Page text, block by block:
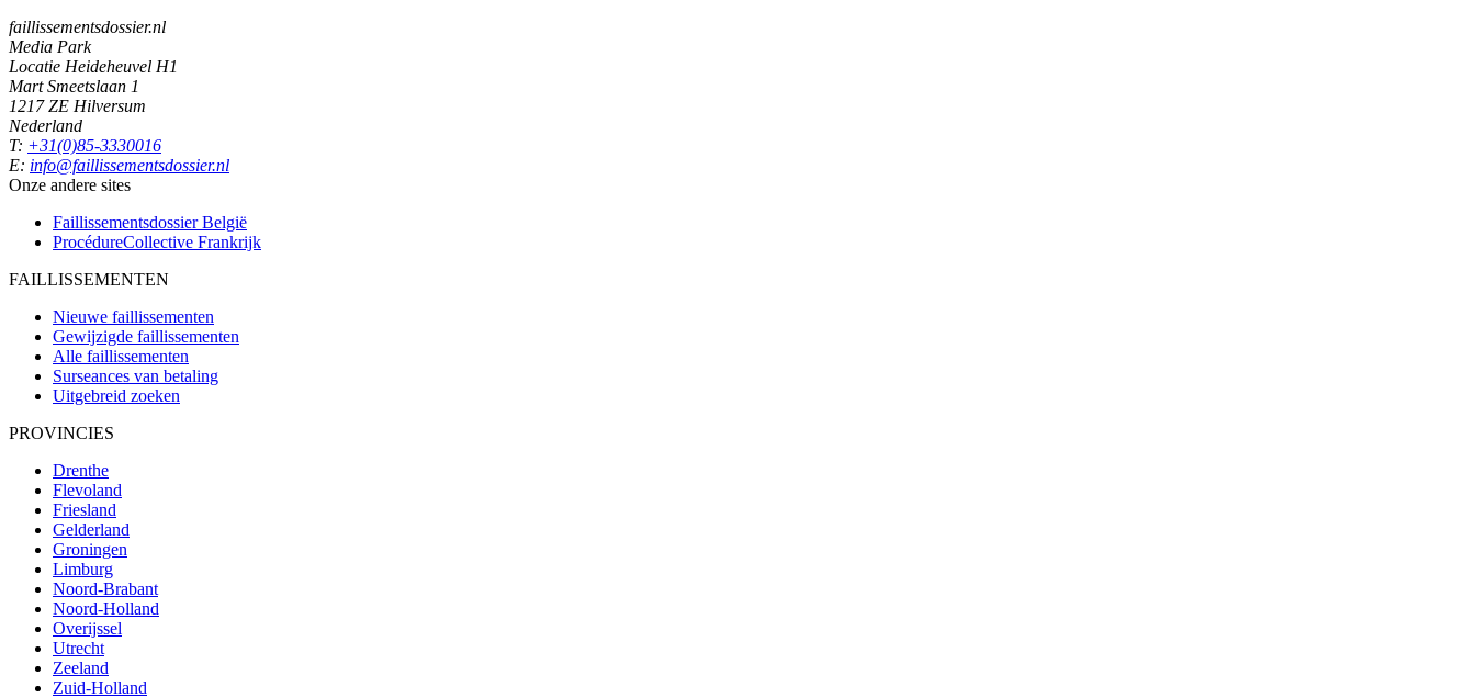
faillissementsdossier.nl
Media Park
Locatie Heideheuvel H1
Mart Smeetslaan 1
1217 ZE Hilversum
Nederland
T: +31(0)85-3330016
E: info@faillissementsdossier.nl
Onze andere sites
Faillissementsdossier België
ProcédureCollective Frankrijk
FAILLISSEMENTEN
Nieuwe faillissementen
Gewijzigde faillissementen
Alle faillissementen
Surseances van betaling
Uitgebreid zoeken
PROVINCIES
Drenthe
Flevoland
Friesland
Gelderland
Groningen
Limburg
Noord-Brabant
Noord-Holland
Overijssel
Utrecht
Zeeland
Zuid-Holland